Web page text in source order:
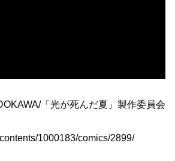
「光が死んだ夏」製作委員会
1000183/comics/2899/